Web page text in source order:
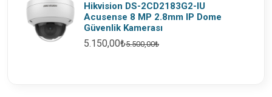
Hikvision DS-2CD2183G2-IU
Acusense 8 MP 2.8mm IP Dome
Güvenlik Kamerası
5.150,00₺5.500,00₺